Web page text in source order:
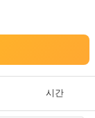
시간